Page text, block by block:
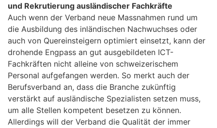
und Rekrutierung ausländischer Fachkräfte
Auch wenn der Verband neue Massnahmen rund um
die Ausbildung des inländischen Nachwuchses oder
auch von Quereinsteigern optimiert einsetzt, kann der
drohende Engpass an gut ausgebildeten ICT-
Fachkräften nicht alleine von schweizerischem
Personal aufgefangen werden. So merkt auch der
Berufsverband an, dass die Branche zukünftig
verstärkt auf ausländische Spezialisten setzen muss,
um alle Stellen kompetent besetzen zu können.
Allerdings will der Verband die Qualität der immer